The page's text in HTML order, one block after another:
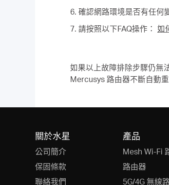
6. 確認網路環境是否有任何
7. 請按照以下FAQ操作： 如
如果以上故障排除步驟仍無
Mercusys 路由器不斷自動
關於水星
公司簡介
保固條款
聯絡我們
產品
Mesh Wi-Fi
路由器
5G/4G 無線